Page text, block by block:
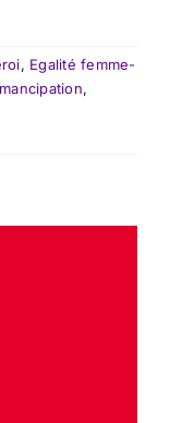
, Egalité femme-
,